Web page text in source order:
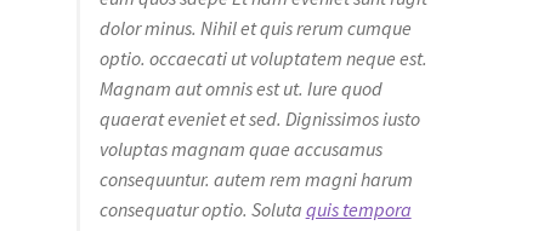
dolor minus. Nihil et quis rerum cumque
optio. occaecati ut voluptatem neque est.
Magnam aut omnis est ut. Iure quod
quaerat eveniet et sed. Dignissimos iusto
voluptas magnam quae accusamus
consequuntur. autem rem magni harum
consequatur optio. Soluta quis tempora